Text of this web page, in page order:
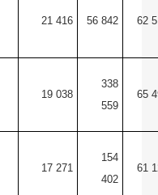
21 416 56 842 62
19 038
338
559
65
17 271
154
402
61